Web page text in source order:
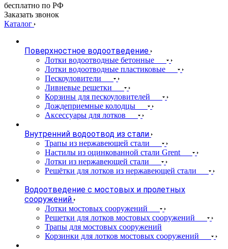
бесплатно по РФ
Заказать звонок
Каталог
Поверхностное водоотведение
Лотки водоотводные бетонные
Лотки водоотводные пластиковые
Пескоуловители
Ливневые решетки
Корзины для пескоуловителей
Дождеприемные колодцы
Аксессуары для лотков
Внутренний водоотвод из стали
Трапы из нержавеющей стали
Настилы из оцинкованной стали Grent
Лотки из нержавеющей стали
Решётки для лотков из нержавеющей стали
Водоотведение с мостовых и пролетных
сооружений
Лотки мостовых сооружений
Решетки для лотков мостовых сооружений
Трапы для мостовых сооружений
Корзинки для лотков мостовых сооружений